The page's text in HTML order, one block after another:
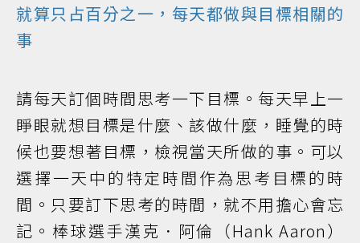
就算只占百分之一，每天都做與目標相關的
事
請每天訂個時間思考一下目標。每天早上一
睜眼就想目標是什麼、該做什麼，睡覺的時
候也要想著目標，檢視當天所做的事。可以
選擇一天中的特定時間作為思考目標的時
間。只要訂下思考的時間，就不用擔心會忘
記。棒球選手漢克．阿倫（Hank Aaron）